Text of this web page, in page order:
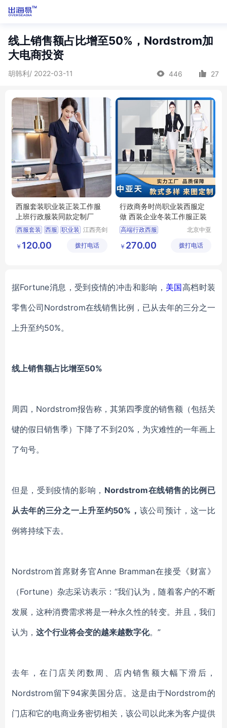
线上销售额占比增至50%，Nordstrom加
大电商投资
胡韩利/ 2022-03-11 446 27
西服套装职业装正装工作服
上班行政服装同款定制厂
西服套装 西服 职业装 江西亮剑
公司
￥ 120.00 拨打电话
行政商务时尚职业装西服定
做 西装企业冬装工作服正装
高端行政西服
商务女士职业套装
北京中亚
限公司
￥ 270.00 拨打电话
据Fortune消息，受到疫情的冲击和影响， 美国高档时装
零售公司Nordstrom在线销售比例 ， 已从去年的三分之一
上升至约50%。
线上销售额占比增至50%
周四， Nordstrom报告称，其第四季度的销售额 （包括关
键的假日销售季）下降了不到20%，为灾难性的一年画上
了句号。
但 是，受到疫情的影响， Nordstrom在线销售的比例已
从去年的三分之一上升至约50%， 该公司预计 ， 这一比
例将持续下去。
Nordstrom首席财务官Anne Bramman在接受 《财富》
（Fortune）杂志采访表示： “我们认为，随着客户的不断
发展，这种消费需求将是一种永久性的转变。 并且， 我们
认为， 这个行业将会变的越来越数字化。 ”
去年，在门店关闭数周、店内销售额大幅下滑后，
Nordstrom留下94家美国分店。这是由于Nordstrom的
门店和它的电商业务密切相关 ，该公司以此来为客户提供